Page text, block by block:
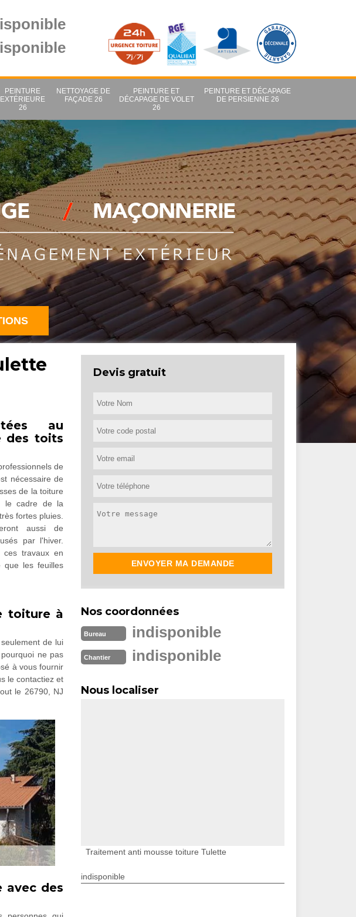
PEINTURE
EXTÉRIEURE
26
NETTOYAGE DE
FAÇADE 26
PEINTURE ET
DÉCAPAGE DE VOLET
26
PEINTURE ET DÉCAPAGE
DE PERSIENNE 26
au
des toits
de
nécessaire de
de la toiture
le cadre de la
fortes pluies.
aussi de
par l'hiver.
ces travaux en
que les feuilles
toiture à
de lui
ne pas
à vous fournir
le contactiez et
le 26790, NJ
avec des
Devis gratuit
Nos coordonnées
Bureau indisponible
Chantier indisponible
Nous localiser
Traitement anti mousse toiture Tulette
indisponible